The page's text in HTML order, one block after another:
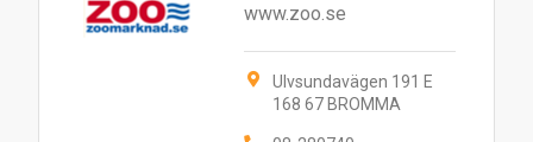
www.zoo.se
Ulvsundavägen 191 E
168 67 BROMMA